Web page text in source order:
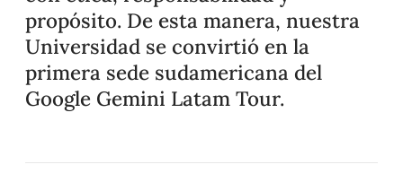
propósito. De esta manera, nuestra
Universidad se convirtió en la
primera sede sudamericana del
Google Gemini Latam Tour.